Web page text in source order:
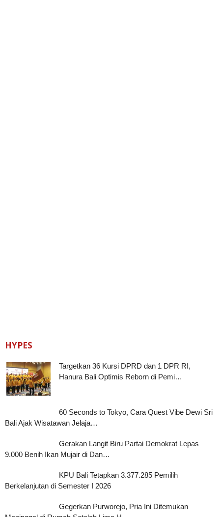
HYPES
Targetkan 36 Kursi DPRD dan 1 DPR RI,
Hanura Bali Optimis Reborn di Pemi…
60 Seconds to Tokyo, Cara Quest Vibe Dewi Sri
Bali Ajak Wisatawan Jelaja…
Gerakan Langit Biru Partai Demokrat Lepas
9.000 Benih Ikan Mujair di Dan…
KPU Bali Tetapkan 3.377.285 Pemilih
Berkelanjutan di Semester I 2026
Gegerkan Purworejo, Pria Ini Ditemukan